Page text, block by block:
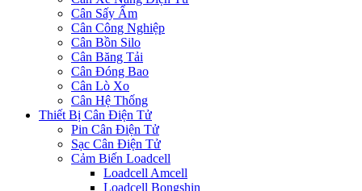
Cân Sấy Ẩm
Cân Công Nghiệp
Cân Bồn Silo
Cân Băng Tải
Cân Đóng Bao
Cân Lò Xo
Cân Hệ Thống
Thiết Bị Cân Điện Tử
Pin Cân Điện Tử
Sạc Cân Điện Tử
Cảm Biến Loadcell
Loadcell Amcell
Loadcell Bongshin